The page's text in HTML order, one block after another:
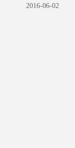
2016-06-02